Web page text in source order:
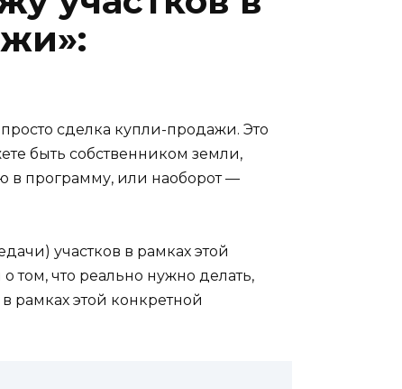
сделка купли-продажи. Это
быть собственником земли,
в программу, или наоборот —
участков в рамках этой
том, что реально нужно делать,
рамках этой конкретной